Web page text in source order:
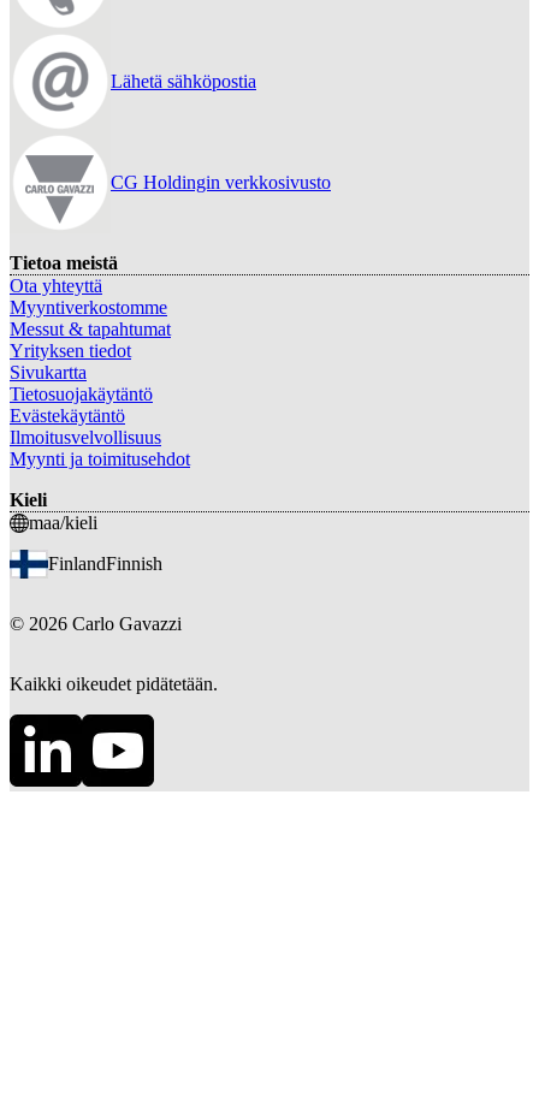
Lähetä sähköpostia
CG Holdingin verkkosivusto
Tietoa meistä
Ota yhteyttä
Myyntiverkostomme
Messut & tapahtumat
Yrityksen tiedot
Sivukartta
Tietosuojakäytäntö
Evästekäytäntö
Ilmoitusvelvollisuus
Myynti ja toimitusehdot
Kieli
maa/kieli
FinlandFinnish
© 2026 Carlo Gavazzi
Kaikki oikeudet pidätetään.